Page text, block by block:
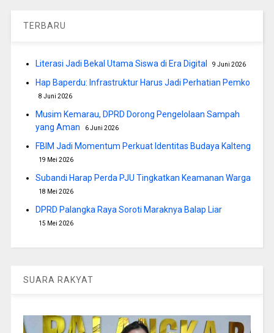
TERBARU
Literasi Jadi Bekal Utama Siswa di Era Digital 9 Juni 2026
Hap Baperdu: Infrastruktur Harus Jadi Perhatian Pemko
8 Juni 2026
Musim Kemarau, DPRD Dorong Pengelolaan Sampah
yang Aman
6 Juni 2026
FBIM Jadi Momentum Perkuat Identitas Budaya Kalteng
19 Mei 2026
Subandi Harap Perda PJU Tingkatkan Keamanan Warga
18 Mei 2026
DPRD Palangka Raya Soroti Maraknya Balap Liar
15 Mei 2026
SUARA RAKYAT